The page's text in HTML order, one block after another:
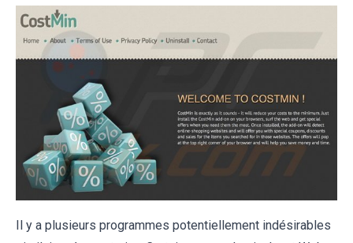
Il y a plusieurs programmes potentiellement indésirables